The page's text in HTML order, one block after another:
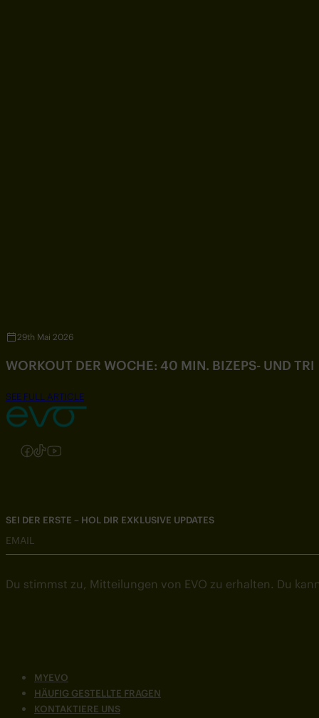
29th Mai 2026
WORKOUT DER WOCHE: 40 MIN. BIZEPS- UND
SEE FULL ARTICLE
Folgen Sie uns auf Instagram
Folgen Sie uns auf Facebook
Folgen Sie uns auf TikTok
Folgen Sie uns auf YouTube
MYEVO
HÄUFIG GESTELLTE FRAGEN
KONTAKTIERE UNS
SEI DER ERSTE – HOL DIR EXKLUSIVE UPDATES
EMAIL
Du stimmst zu, Mitteilungen von EVO zu erhalten. Du